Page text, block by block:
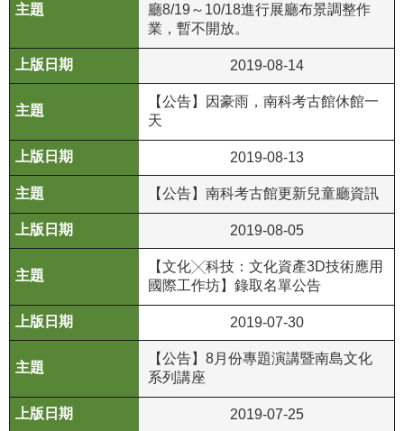
性
平
區
友
善
措
施
務
服
務
信
箱
網
廳8/19～10/18進行展廳布景調整作
業，暫不開放。
2019-08-14
【公告】因豪雨，南科考古館休館一
天
2019-08-13
【公告】南科考古館更新兒童廳資訊
2019-08-05
【文化╳科技：文化資產3D技術應用
國際工作坊】錄取名單公告
2019-07-30
【公告】8月份專題演講暨南島文化
系列講座
2019-07-25